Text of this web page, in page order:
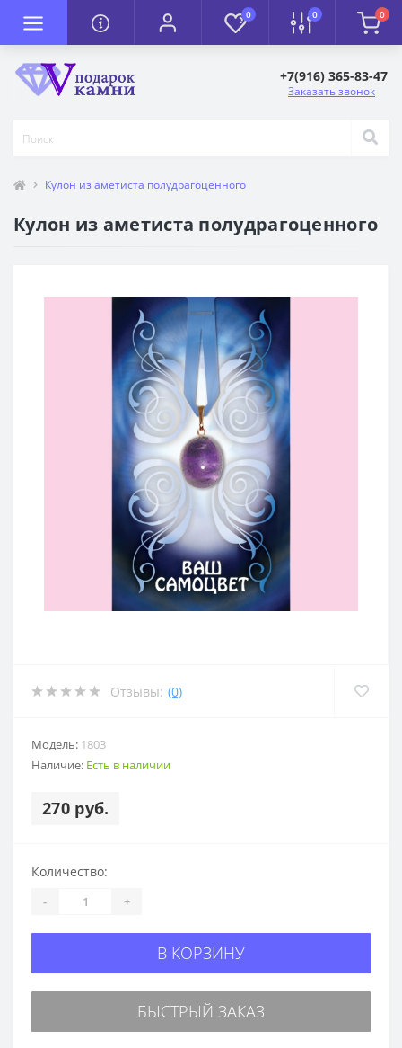
0 0 0
+7(916) 365-83-47
Заказать звонок
Кулон из аметиста полудрагоценного
Кулон из аметиста полудрагоценного
Отзывы: (0)
Модель: 1803
Наличие: Есть в наличии
270 руб.
Количество:
- +
В КОРЗИНУ
БЫСТРЫЙ ЗАКАЗ